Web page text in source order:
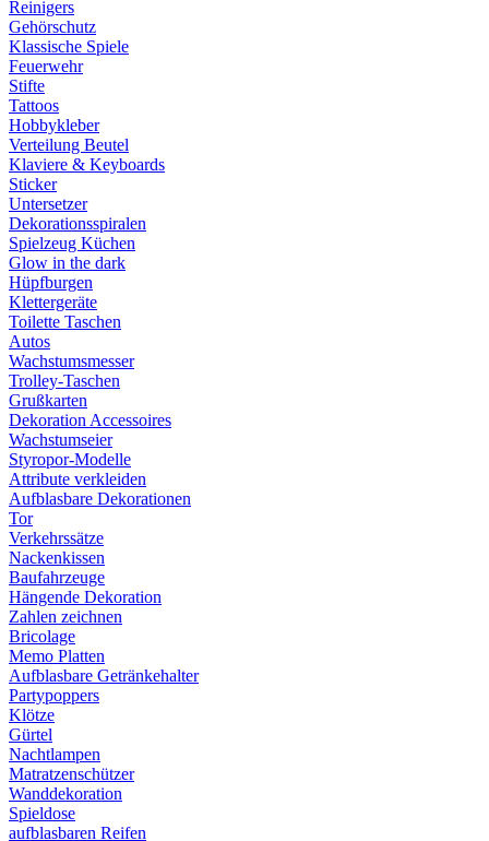
Reinigers
Gehörschutz
Klassische Spiele
Feuerwehr
Stifte
Tattoos
Hobbykleber
Verteilung Beutel
Klaviere & Keyboards
Sticker
Untersetzer
Dekorationsspiralen
Spielzeug Küchen
Glow in the dark
Hüpfburgen
Klettergeräte
Toilette Taschen
Autos
Wachstumsmesser
Trolley-Taschen
Grußkarten
Dekoration Accessoires
Wachstumseier
Styropor-Modelle
Attribute verkleiden
Aufblasbare Dekorationen
Tor
Verkehrssätze
Nackenkissen
Baufahrzeuge
Hängende Dekoration
Zahlen zeichnen
Bricolage
Memo Platten
Aufblasbare Getränkehalter
Partypoppers
Klötze
Gürtel
Nachtlampen
Matratzenschützer
Wanddekoration
Spieldose
aufblasbaren Reifen